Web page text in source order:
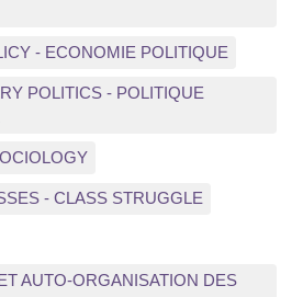
- ECONOMIE POLITIQUE
POLITICS - POLITIQUE
- CLASS STRUGGLE
AUTO-ORGANISATION DES